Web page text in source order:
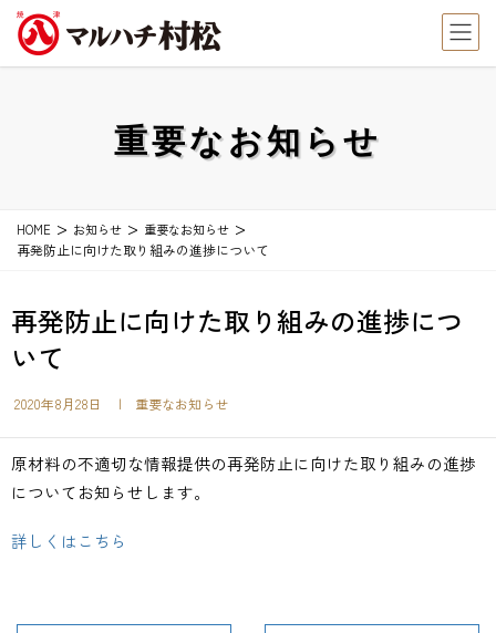
重要なお知らせ
HOME お知らせ 重要なお知らせ
再発防止に向けた取り組みの進捗について
再発防止に向けた取り組みの進捗につ
いて
2020年8月28日 | 重要なお知らせ
原材料の不適切な情報提供の再発防止に向けた取り組みの進捗
についてお知らせします。
詳しくはこちら